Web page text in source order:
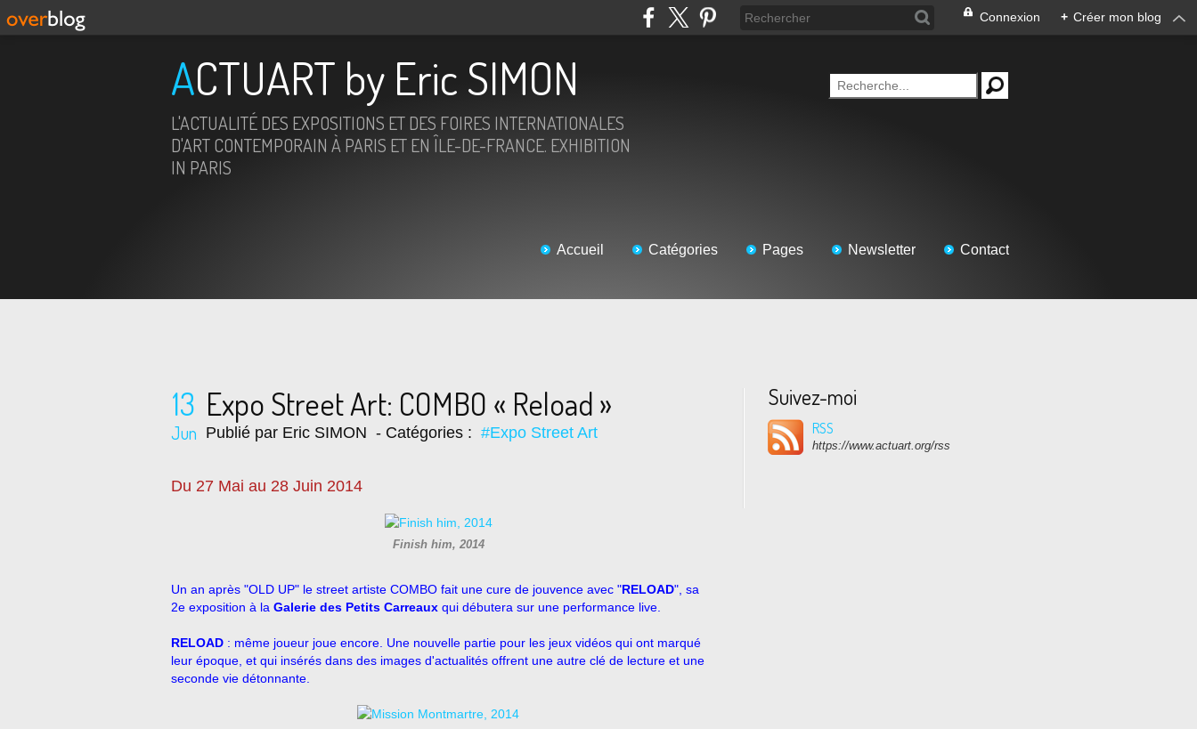
Connexion + Créer mon blog
ACTUART by Eric SIMON
L'ACTUALITÉ DES EXPOSITIONS ET DES FOIRES INTERNATIONALES
D'ART CONTEMPORAIN À PARIS ET EN ÎLE-DE-FRANCE. EXHIBITION
IN PARIS
Accueil Catégories Pages Newsletter Contact
13
Jun
Expo Street Art: COMBO « Reload »
Publié par Eric SIMON - Catégories : #Expo Street Art
Du 27 Mai au 28 Juin 2014
Finish him, 2014
Un an après "OLD UP" le street artiste COMBO fait une cure de jouvence avec "RELOAD", sa
2e exposition à la Galerie des Petits Carreaux qui débutera sur une performance live.
RELOAD : même joueur joue encore. Une nouvelle partie pour les jeux vidéos qui ont marqué
leur époque, et qui insérés dans des images d'actualités offrent une autre clé de lecture et une
seconde vie détonnante.
Suivez-moi
RSS
https://www.actuart.org/rss